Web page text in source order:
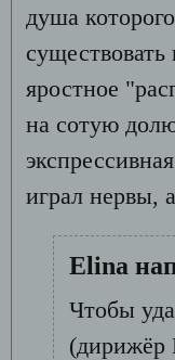
душа
яростное
на сотую
играл нервы,
Elina
Чтобы
(дирижёр